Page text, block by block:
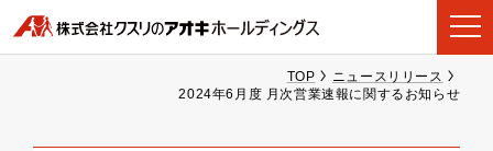
TOP
ニュースリリース
2024年6月度 月次営業速報に関するお知らせ